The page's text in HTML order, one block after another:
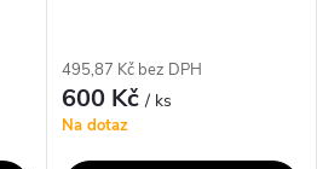
495,87 Kč bez DPH
600 Kč/ ks
Na dotaz